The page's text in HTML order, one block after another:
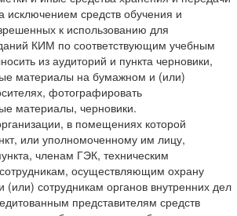
средств обучения и
к использованию для
КИМ по соответствующим учебным
из аудиторий и пункта черновики,
материалы на бумажном и (или)
фотографировать
материалы, черновики.
в помещениях которой
или уполномоченному им лицу,
членам ГЭК, техническим
осуществляющим охрану
(или) сотрудникам органов внутренних дел
представителям средств